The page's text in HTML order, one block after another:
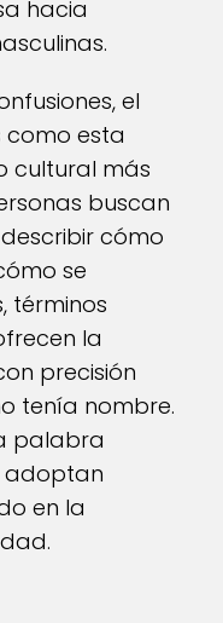
hacia
el
como esta
cultural más
buscan
cómo
se
términos
la
precisión
tenía nombre.
palabra
adoptan
en la